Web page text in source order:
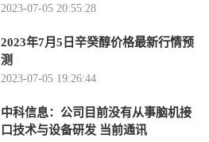
2023-07-05 20:55:28
2023年7月5日辛癸醇价格最新行情预
测
2023-07-05 19:26:44
中科信息：公司目前没有从事脑机接
口技术与设备研发 当前通讯